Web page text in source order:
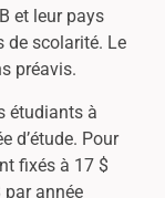
et leur pays
de scolarité. Le
préavis.
étudiants à
d’étude. Pour
fixés à 17 $
par année